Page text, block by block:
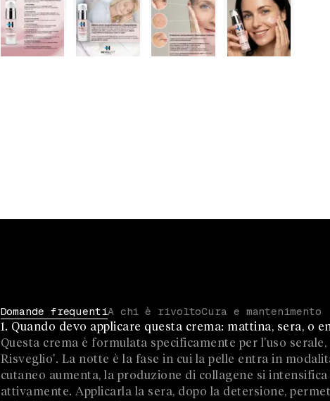
Domande frequentiA chi è rivoltoCura e mantenimento
1. Quando devo applicare questa crema: mattina, sera, o
Questa crema è formulata specificamente per l'uso
Risveglio'. La notte è la fase in cui la pelle entra in
cutaneo aumenta, la produzione di collagene si
attivamente. Applicarla la sera, dopo la detersione,